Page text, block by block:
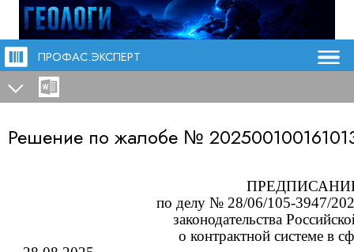
ПРОФАС.ЭКСПЕРТ
Решение по жалобе №
по делу № 28/06/105-3947/
законодательства
о контрактной системе в